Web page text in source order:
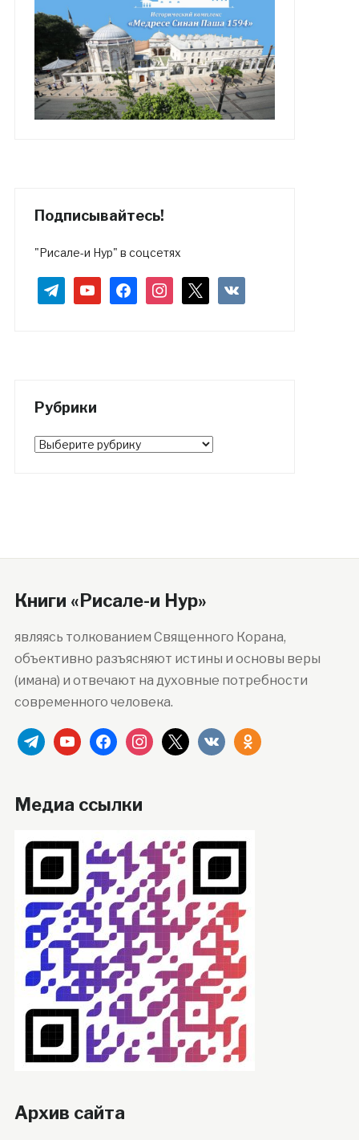
Подписывайтесь!
"Рисале-и Нур" в соцсетях
telegramyoutubefacebookinstagram vkontakte
Рубрики
Рубрики
Книги «Рисале-и Нур»
являясь толкованием Священного Корана,
объективно разъясняют истины и основы веры
(имана) и отвечают на духовные потребности
современного человека.
telegramyoutubefacebookinstagram
x vkontakteodnoklassniki
Медиа ссылки
Архив сайта